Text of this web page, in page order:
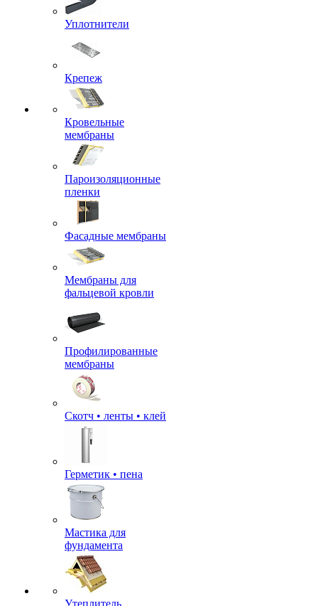
Уплотнители
Крепеж
Кровельные
мембраны
Пароизоляционные
пленки
Фасадные мембраны
Мембраны для
фальцевой кровли
Профилированные
мембраны
Скотч • ленты • клей
Герметик • пена
Мастика для
фундамента
Утеплитель